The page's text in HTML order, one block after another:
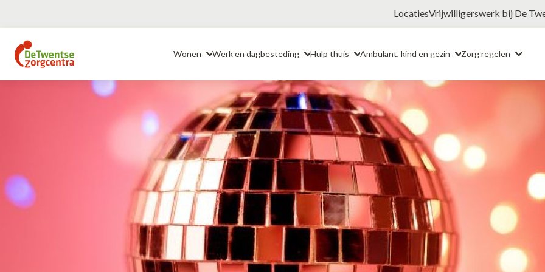
inhoud
LocatiesVrijwilligerswerk bij De
Header
Wonen Werk en dagbesteding Hulp thuis Ambulant, kind en gezin Zorg regelen